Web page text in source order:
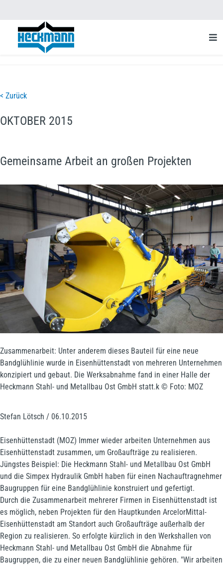
< Zurück
OKTOBER 2015
Gemeinsame Arbeit an großen Projekten
Zusammenarbeit: Unter anderem dieses Bauteil für eine neue
Bandglühlinie wurde in Eisenhüttenstadt von mehreren Unternehmen
konzipiert und gebaut. Die Werksabnahme fand in einer Halle der
Heckmann Stahl- und Metallbau Ost GmbH statt.k © Foto: MOZ
Stefan Lötsch / 06.10.2015
Eisenhüttenstadt (MOZ) Immer wieder arbeiten Unternehmen aus
Eisenhüttenstadt zusammen, um Großaufträge zu realisieren.
Jüngstes Beispiel: Die Heckmann Stahl- und Metallbau Ost GmbH
und die Simpex Hydraulik GmbH haben für einen Nachauftragnehmer
Baugruppen für eine Bandglühlinie konstruiert und gefertigt.
Durch die Zusammenarbeit mehrerer Firmen in Eisenhüttenstadt ist
es möglich, neben Projekten für den Hauptkunden ArcelorMittal-
Eisenhüttenstadt am Standort auch Großaufträge außerhalb der
Region zu realisieren. So erfolgte kürzlich in den Werkshallen von
Heckmann Stahl- und Metallbau Ost GmbH die Abnahme für
Baugruppen, die zu einer neuen Bandglühlinie gehören. "Wir arbeiten